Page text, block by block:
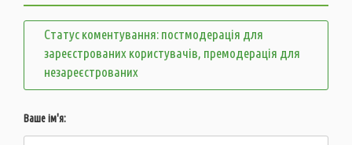
Статус коментування: постмодерація для
зареєстрованих користувачів, премодерація для
незареєстрованих
Ваше ім'я: